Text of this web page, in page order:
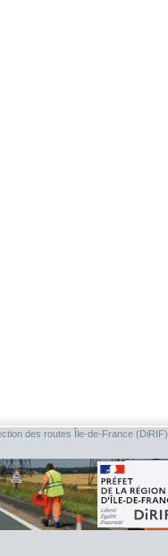
des routes Île-de-France (DiRIF).